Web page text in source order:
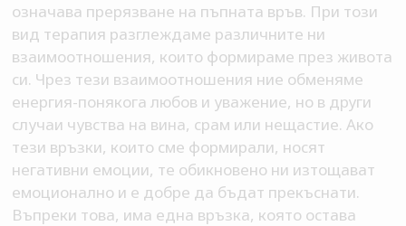
означава прерязване на пъпната връв. При този
вид терапия разглеждаме различните ни
взаимоотношения, които формираме през живота
си. Чрез тези взаимоотношения ние обменяме
енергия-понякога любов и уважение, но в други
случаи чувства на вина, срам или нещастие. Ако
тези връзки, които сме формирали, носят
негативни емоции, те обикновено ни изтощават
емоционално и е добре да бъдат прекъснати.
Въпреки това, има една връзка, която остава